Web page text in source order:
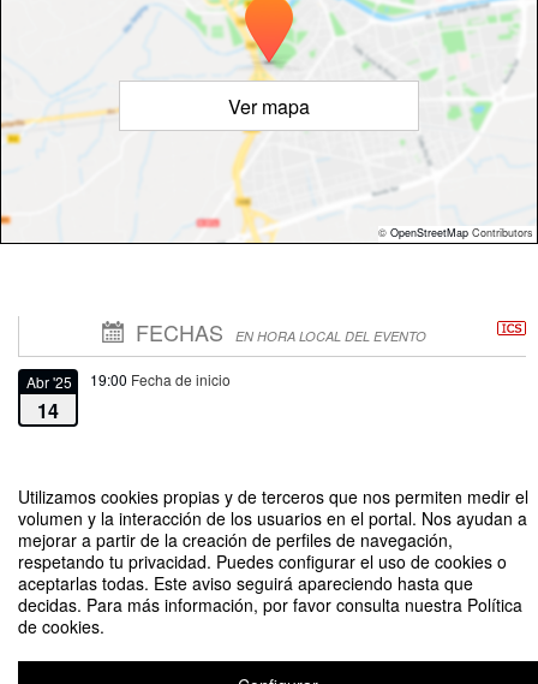
Utilizamos cookies propias y de terceros que nos permiten medir el
volumen y la interacción de los usuarios en el portal. Nos ayudan a
mejorar a partir de la creación de perfiles de navegación,
respetando tu privacidad. Puedes configurar el uso de cookies o
aceptarlas todas. Este aviso seguirá apareciendo hasta que
decidas. Para más información, por favor consulta nuestra Política
de cookies.
Ver mapa
© OpenStreetMap Contributors
FECHAS EN HORA LOCAL DEL EVENTO
Abr '25
14
19:00 Fecha de inicio
14
Obra de teatro “De cómo me convertí en Mistral”. Solange Lackington
Organizado por Dirección de Extensión